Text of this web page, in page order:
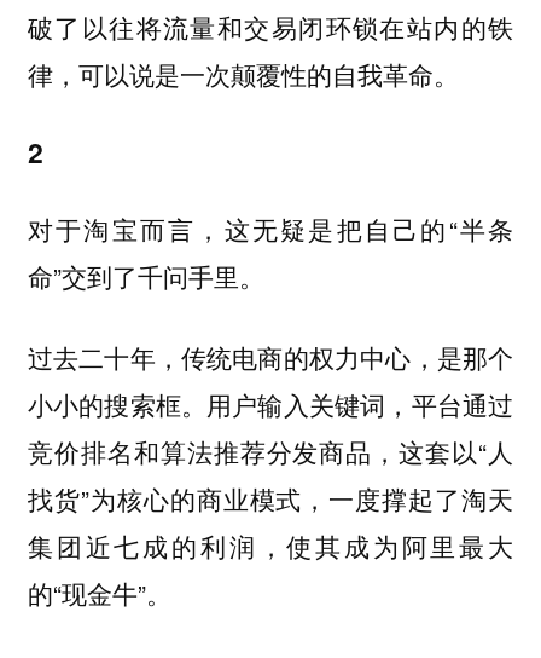
破了以往将流量和交易闭环锁在站内的铁
律，可以说是一次颠覆性的自我革命。
2
对于淘宝而言，这无疑是把自己的“半条
命”交到了千问手里。
过去二十年，传统电商的权力中心，是那个
小小的搜索框。用户输入关键词，平台通过
竞价排名和算法推荐分发商品，这套以“人
找货”为核心的商业模式，一度撑起了淘天
集团近七成的利润，使其成为阿里最大
的“现金牛”。